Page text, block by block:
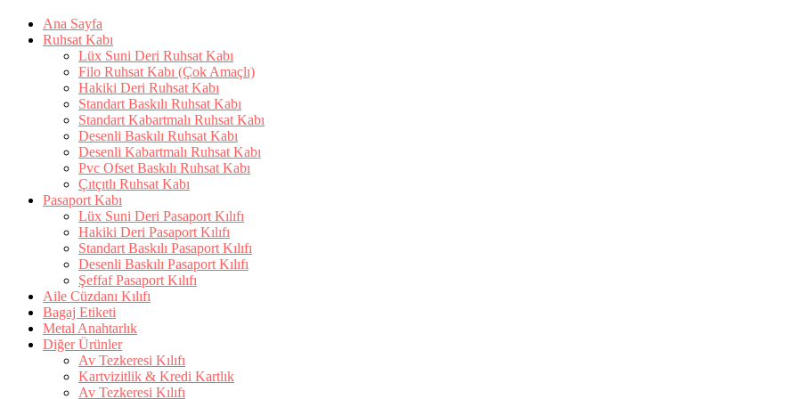
Ana Sayfa
Ruhsat Kabı
Lüx Suni Deri Ruhsat Kabı
Filo Ruhsat Kabı (Çok Amaçlı)
Hakiki Deri Ruhsat Kabı
Standart Baskılı Ruhsat Kabı
Standart Kabartmalı Ruhsat Kabı
Desenli Baskılı Ruhsat Kabı
Desenli Kabartmalı Ruhsat Kabı
Pvc Ofset Baskılı Ruhsat Kabı
Çıtçıtlı Ruhsat Kabı
Pasaport Kabı
Lüx Suni Deri Pasaport Kılıfı
Hakiki Deri Pasaport Kılıfı
Standart Baskılı Pasaport Kılıfı
Desenli Baskılı Pasaport Kılıfı
Şeffaf Pasaport Kılıfı
Aile Cüzdanı Kılıfı
Bagaj Etiketi
Metal Anahtarlık
Diğer Ürünler
Av Tezkeresi Kılıfı
Kartvizitlik & Kredi Kartlık
Av Tezkeresi Kılıfı